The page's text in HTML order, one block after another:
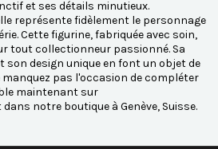
et ses détails minutieux.
représente fidèlement le personnage
Cette figurine, fabriquée avec soin,
tout collectionneur passionné. Sa
son design unique en font un objet de
pas l'occasion de compléter
maintenant sur
notre boutique à Genève, Suisse.